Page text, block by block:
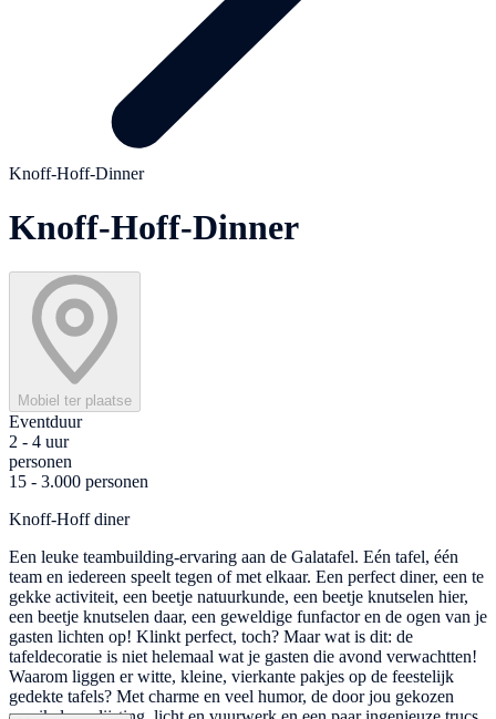
Knoff-Hoff-Dinner
Knoff-Hoff-Dinner
Mobiel ter plaatse
Eventduur
2 - 4 uur
personen
15 - 3.000 personen
Knoff-Hoff diner
Een leuke teambuilding-ervaring aan de Galatafel. Eén tafel, één
team en iedereen speelt tegen of met elkaar. Een perfect diner, een te
gekke activiteit, een beetje natuurkunde, een beetje knutselen hier,
een beetje knutselen daar, een geweldige funfactor en de ogen van je
gasten lichten op! Klinkt perfect, toch? Maar wat is dit: de
tafeldecoratie is niet helemaal wat je gasten die avond verwachtten!
Waarom liggen er witte, kleine, vierkante pakjes op de feestelijk
gedekte tafels? Met charme en veel humor, de door jou gekozen